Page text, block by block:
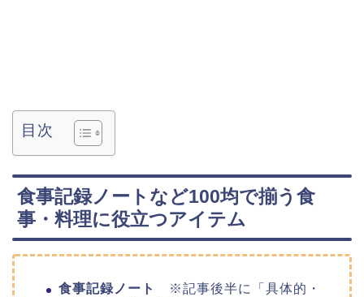
目次
食事記録ノートなど100均で揃う食
事・料理に役立つアイテム
食事記録ノート
※記事後半に「具体的・